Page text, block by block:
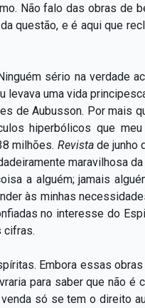
Não falo das obras de
questão, e é aqui que
sério na verdade
uma vida
de Aubusson. Por mais
hiperbólicos que
milhões. Revista de junho
maravilhosa
a alguém; jamais
às minhas
no interesse do
cifras.
Embora essas
para saber que não
só se tem o direito